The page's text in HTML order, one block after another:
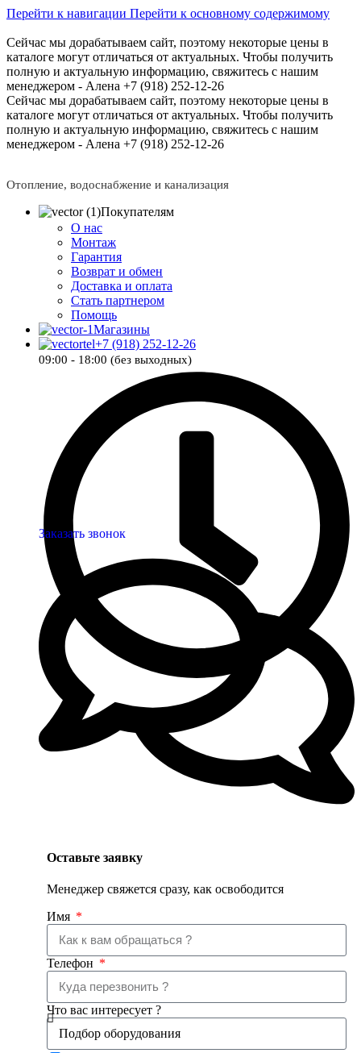
Перейти к навигации Перейти к основному содержимому
Сейчас мы дорабатываем сайт, поэтому некоторые цены в
каталоге могут отличаться от актуальных. Чтобы получить
полную и актуальную информацию, свяжитесь с нашим
менеджером - Алена +7 (918) 252-12-26
Сейчас мы дорабатываем сайт, поэтому некоторые цены в
каталоге могут отличаться от актуальных. Чтобы получить
полную и актуальную информацию, свяжитесь с нашим
менеджером - Алена +7 (918) 252-12-26
Отопление, водоснабжение и канализация
Покупателям
О нас
Монтаж
Гарантия
Возврат и обмен
Доставка и оплата
Стать партнером
Помощь
Магазины
+7 (918) 252-12-26
09:00 - 18:00 (без выходных)
Заказать звонок
Оставьте заявку
Менеджер свяжется сразу, как освободится
Имя
Телефон
Что вас интересует ?